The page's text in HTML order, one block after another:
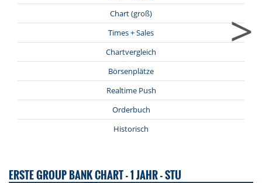
Chart (groß)
Times + Sales
Chartvergleich
Börsenplätze
Realtime Push
Orderbuch
Historisch
>
ERSTE GROUP BANK CHART - 1 JAHR - STU